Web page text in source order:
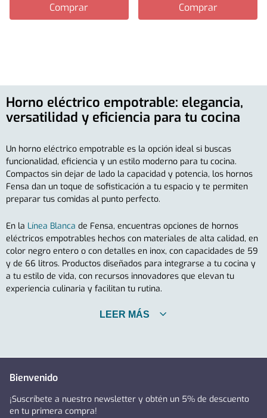
Comprar Comprar
Horno eléctrico empotrable: elegancia,
versatilidad y eficiencia para tu cocina
Un horno eléctrico empotrable es la opción ideal si buscas
funcionalidad, eficiencia y un estilo moderno para tu cocina.
Compactos sin dejar de lado la capacidad y potencia, los hornos
Fensa dan un toque de sofisticación a tu espacio y te permiten
preparar tus comidas al punto perfecto.
En la Línea Blanca de Fensa, encuentras opciones de hornos
eléctricos empotrables hechos con materiales de alta calidad, en
color negro entero o con detalles en inox, con capacidades de 59
y de 66 litros. Productos diseñados para integrarse a tu cocina y
a tu estilo de vida, con recursos innovadores que elevan tu
experiencia culinaria y facilitan tu rutina.
LEER MÁS
Bienvenido
¡Suscríbete a nuestro newsletter y obtén un 5% de descuento
en tu primera compra!